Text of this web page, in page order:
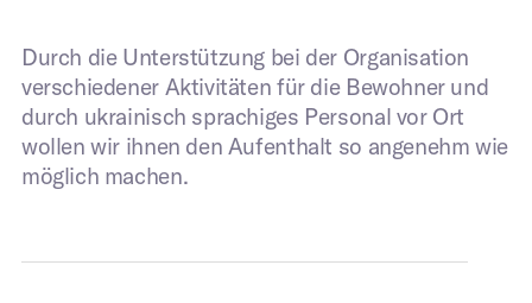
Durch die Unterstützung bei der Organisation
verschiedener Aktivitäten für die Bewohner und
durch ukrainisch sprachiges Personal vor Ort
wollen wir ihnen den Aufenthalt so angenehm wie
möglich machen.